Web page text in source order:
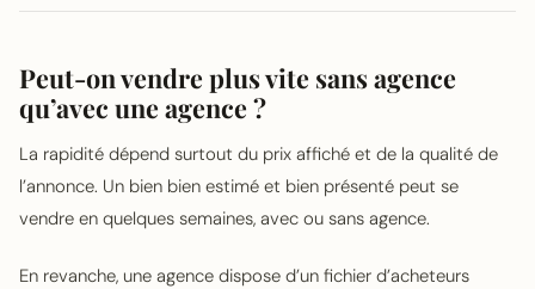
Peut-on vendre plus vite sans agence
qu’avec une agence ?
La rapidité dépend surtout du prix affiché et de la qualité de
l’annonce. Un bien bien estimé et bien présenté peut se
vendre en quelques semaines, avec ou sans agence.
En revanche, une agence dispose d’un fichier d’acheteurs